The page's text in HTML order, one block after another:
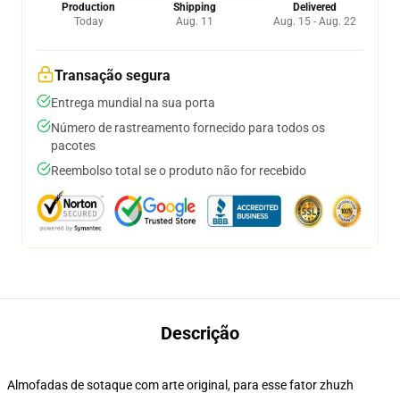
Production
Today
Shipping
Aug. 11
Delivered
Aug. 15 - Aug. 22
Transação segura
Entrega mundial na sua porta
Número de rastreamento fornecido para todos os
pacotes
Reembolso total se o produto não for recebido
Descrição
Almofadas de sotaque com arte original, para esse fator zhuzh